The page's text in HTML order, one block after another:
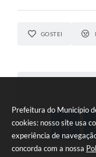
Prefeitura do Município
cookies: nosso site usa
experiência de
concorda com a nossa
GOSTEI